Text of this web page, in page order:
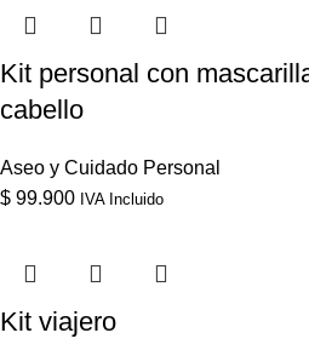
Kit personal con
cabello
Aseo y Cuidado Personal
$ 99.900 IVA Incluido
Kit viajero